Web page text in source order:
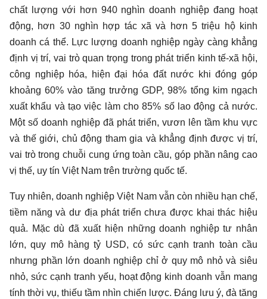
chất lượng với hơn 940 nghìn doanh nghiệp đang hoạt
động, hơn 30 nghìn hợp tác xã và hơn 5 triệu hộ kinh
doanh cá thể. Lực lượng doanh nghiệp ngày càng khẳng
định vị trí, vai trò quan trọng trong phát triển kinh tế-xã hội,
công nghiệp hóa, hiện đại hóa đất nước khi đóng góp
khoảng 60% vào tăng trưởng GDP, 98% tổng kim ngạch
xuất khẩu và tạo việc làm cho 85% số lao động cả nước.
Một số doanh nghiệp đã phát triển, vươn lên tầm khu vực
và thế giới, chủ động tham gia và khẳng định được vị trí,
vai trò trong chuỗi cung ứng toàn cầu, góp phần nâng cao
vị thế, uy tín Việt Nam trên trường quốc tế.
Tuy nhiên, doanh nghiệp Việt Nam vẫn còn nhiều hạn chế,
tiềm năng và dư địa phát triển chưa được khai thác hiệu
quả. Mặc dù đã xuất hiện những doanh nghiệp tư nhân
lớn, quy mô hàng tỷ USD, có sức cạnh tranh toàn cầu
nhưng phần lớn doanh nghiệp chỉ ở quy mô nhỏ và siêu
nhỏ, sức cạnh tranh yếu, hoạt động kinh doanh vẫn mang
tính thời vụ, thiếu tầm nhìn chiến lược. Đáng lưu ý, đà tăng